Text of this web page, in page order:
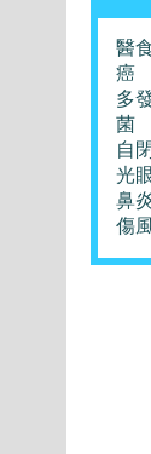
醫
癌
多
菌
自
光
鼻
傷